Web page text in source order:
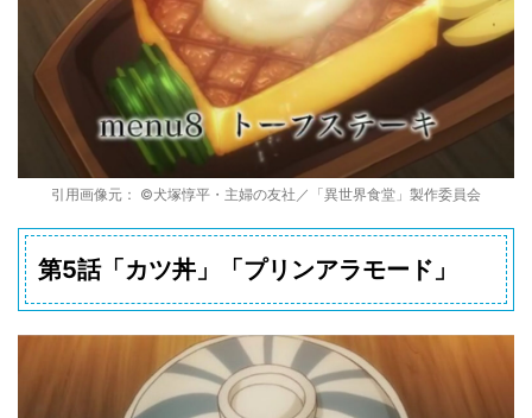
引用画像元： ©犬塚惇平・主婦の友社／「異世界食堂」製作委員会
第5話「カツ丼」「プリンアラモード」